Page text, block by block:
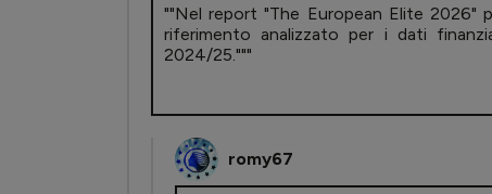
""Nel report "The European Elite 2026"
riferimento analizzato per i dati
2024/25."""
romy67